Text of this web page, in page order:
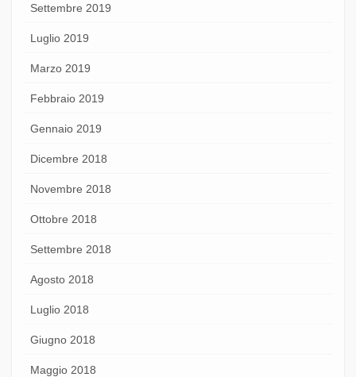
Settembre 2019
Luglio 2019
Marzo 2019
Febbraio 2019
Gennaio 2019
Dicembre 2018
Novembre 2018
Ottobre 2018
Settembre 2018
Agosto 2018
Luglio 2018
Giugno 2018
Maggio 2018